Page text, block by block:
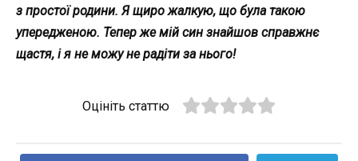
з простої родини. Я щиро жалкую, що була такою
упередженою. Тепер же мій син знайшов справжнє
щастя, і я не можу не радіти за нього!
Оцініть статтю